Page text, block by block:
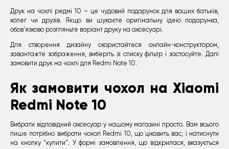
Друк на чохлі редмі 10 – це чудовий подарунок для ваших батьків,
колег чи друзів. Якщо ви шукаєте оригінальну ідею подарунка,
обов'язково розгляньте варіант друку на аксесуарі.
Для створення дизайну скористайтеся онлайн-конструктором,
завантажте зображення, виберіть зі списку фільтр і застосуйте. Далі
замовити друк на чохлі для Redmi Note 10.
Як замовити чохол на Xiaomi
Redmi Note 10
Вибрати відповідний аксесуар у нашому магазині просто. Вам всього
лише потрібно вибрати чохол Redmi 10, що цікавить вас, і натиснути
на кнопку "купити". У формі замовлення, що відкрилася, вказується